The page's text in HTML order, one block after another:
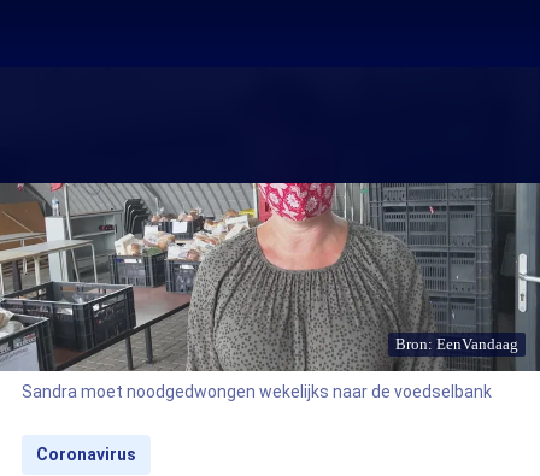
Bron: EenVandaag
Sandra moet noodgedwongen wekelijks naar de voedselbank
Coronavirus